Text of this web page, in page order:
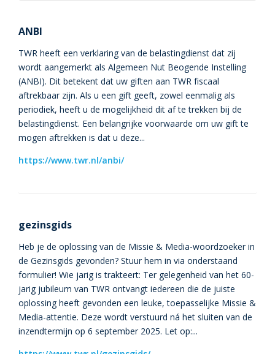
ANBI
TWR heeft een verklaring van de belastingdienst dat zij
wordt aangemerkt als Algemeen Nut Beogende Instelling
(ANBI). Dit betekent dat uw giften aan TWR fiscaal
aftrekbaar zijn. Als u een gift geeft, zowel eenmalig als
periodiek, heeft u de mogelijkheid dit af te trekken bij de
belastingdienst. Een belangrijke voorwaarde om uw gift te
mogen aftrekken is dat u deze...
https://www.twr.nl/anbi/
gezinsgids
Heb je de oplossing van de Missie & Media-woordzoeker in
de Gezinsgids gevonden? Stuur hem in via onderstaand
formulier! Wie jarig is trakteert: Ter gelegenheid van het 60-
jarig jubileum van TWR ontvangt iedereen die de juiste
oplossing heeft gevonden een leuke, toepasselijke Missie &
Media-attentie. Deze wordt verstuurd ná het sluiten van de
inzendtermijn op 6 september 2025. Let op:...